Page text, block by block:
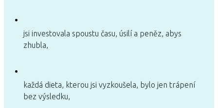
jsi investovala spoustu času, úsilí a peněz, abys
zhubla,
každá dieta, kterou jsi vyzkoušela, bylo jen trápení
bez výsledku,